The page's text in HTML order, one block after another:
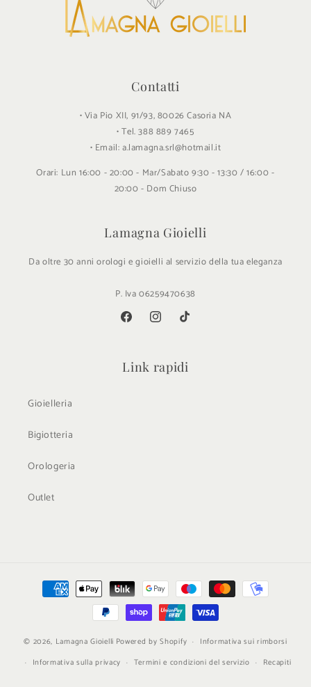
Contatti
• Via Pio XII, 91/93, 80026 Casoria NA
• Tel. 388 889 7465
• Email: a.lamagna.srl@hotmail.it
Orari: Lun 16:00 - 20:00 - Mar/Sabato 9:30 - 13:30 / 16:00 -
20:00 - Dom Chiuso
Lamagna Gioielli
Da oltre 30 anni orologi e gioielli al servizio della tua eleganza
P. Iva 06259470638
FacebookInstagramTikTok
Link rapidi
Gioielleria
Bigiotteria
Orologeria
Outlet
Metodi
© 2026, Lamagna Gioielli Powered by Shopify
Informativa sui rimborsi
Informativa sulla privacy
Termini e condizioni del servizio Recapiti